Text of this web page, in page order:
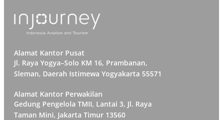
Alamat Kantor Pusat
Jl. Raya Yogya–Solo KM 16, Prambanan,
Sleman, Daerah Istimewa Yogyakarta 55571
Alamat Kantor Perwakilan
Gedung Pengelola TMII, Lantai 3, Jl. Raya
Taman Mini, Jakarta Timur 13560